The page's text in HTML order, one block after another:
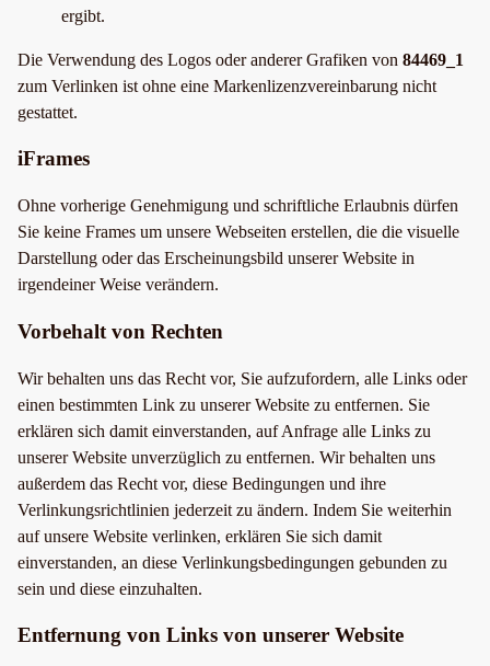
ergibt.
Die Verwendung des Logos oder anderer Grafiken von 84469_1
zum Verlinken ist ohne eine Markenlizenzvereinbarung nicht
gestattet.
iFrames
Ohne vorherige Genehmigung und schriftliche Erlaubnis dürfen
Sie keine Frames um unsere Webseiten erstellen, die die visuelle
Darstellung oder das Erscheinungsbild unserer Website in
irgendeiner Weise verändern.
Vorbehalt von Rechten
Wir behalten uns das Recht vor, Sie aufzufordern, alle Links oder
einen bestimmten Link zu unserer Website zu entfernen. Sie
erklären sich damit einverstanden, auf Anfrage alle Links zu
unserer Website unverzüglich zu entfernen. Wir behalten uns
außerdem das Recht vor, diese Bedingungen und ihre
Verlinkungsrichtlinien jederzeit zu ändern. Indem Sie weiterhin
auf unsere Website verlinken, erklären Sie sich damit
einverstanden, an diese Verlinkungsbedingungen gebunden zu
sein und diese einzuhalten.
Entfernung von Links von unserer Website